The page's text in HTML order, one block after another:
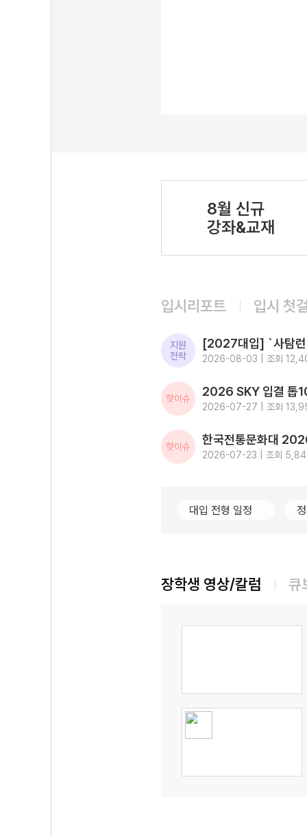
8월 신규
강좌&교재
입시리포트 입시 첫
지원
전략
2026-08-03 | 조회
핫이슈
2026-07-27 | 조회
핫이슈
2026-07-23 | 조회
대입 전형 일정
장학생 영상/칼럼 큐